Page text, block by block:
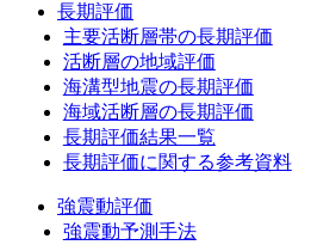
長期評価
主要活断層帯の長期評価
活断層の地域評価
海溝型地震の長期評価
海域活断層の長期評価
長期評価結果一覧
長期評価に関する参考資料
強震動評価
強震動予測手法